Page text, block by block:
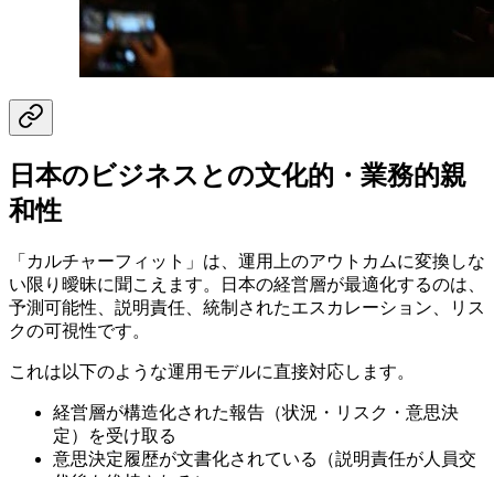
日本のビジネスとの文化的・業務的親
和性
「カルチャーフィット」は、運用上のアウトカムに変換しな
い限り曖昧に聞こえます。日本の経営層が最適化するのは、
予測可能性、説明責任、統制されたエスカレーション、リス
クの可視性です。
これは以下のような運用モデルに直接対応します。
経営層が構造化された報告（状況・リスク・意思決
定）を受け取る
意思決定履歴が文書化されている（説明責任が人員交